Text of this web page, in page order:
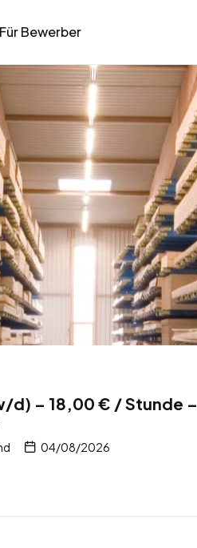
Für Bewerber
d) – 18,00 € / Stunde –
04/08/2026